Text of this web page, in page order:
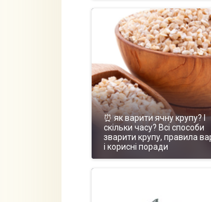
⏰ як варити ячну крупу? І
скільки часу? Всі способи
зварити крупу, правила
і корисні поради